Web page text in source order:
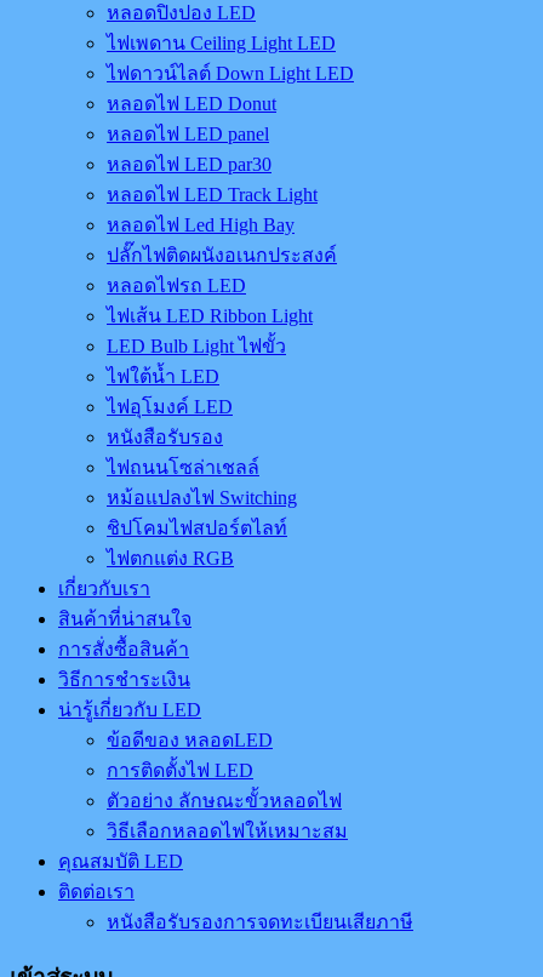
หลอดปิงปอง LED
ไฟเพดาน Ceiling Light LED
ไฟดาวน์ไลต์ Down Light LED
หลอดไฟ LED Donut
หลอดไฟ LED panel
หลอดไฟ LED par30
หลอดไฟ LED Track Light
หลอดไฟ Led High Bay
ปลั๊กไฟติดผนังอเนกประสงค์
หลอดไฟรถ LED
ไฟเส้น LED Ribbon Light
LED Bulb Light ไฟขั้ว
ไฟใต้น้ำ LED
ไฟอุโมงค์ LED
หนังสือรับรอง
ไฟถนนโซล่าเชลล์
หม้อแปลงไฟ Switching
ชิปโคมไฟสปอร์ตไลท์
ไฟตกแต่ง RGB
เกี่ยวกับเรา
สินค้าที่น่าสนใจ
การสั่งซื้อสินค้า
วิธีการชำระเงิน
น่ารู้เกี่ยวกับ LED
ข้อดีของ หลอดLED
การติดตั้งไฟ LED
ตัวอย่าง ลักษณะขั้วหลอดไฟ
วิธีเลือกหลอดไฟให้เหมาะสม
คุณสมบัติ LED
ติดต่อเรา
หนังสือรับรองการจดทะเบียนเสียภาษี